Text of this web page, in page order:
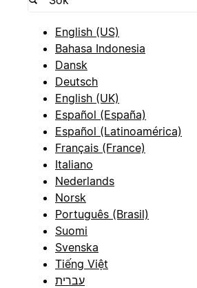
English (US)
Bahasa Indonesia
Dansk
Deutsch
English (UK)
Español (España)
Español (Latinoamérica)
Français (France)
Italiano
Nederlands
Norsk
Português (Brasil)
Suomi
Svenska
Tiếng Việt
עברית